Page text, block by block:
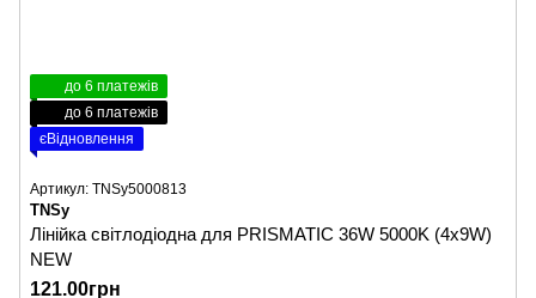
до 6 платежів
до 6 платежів
єВідновлення
Артикул: TNSy5000813
TNSy
Лінійка світлодіодна для PRISMATIC 36W 5000K (4х9W)
NEW
121.00грн